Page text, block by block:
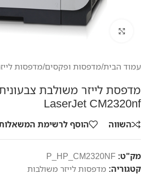
לחץ להגדלה
עמוד הבית/מדפסות ופקסים/מדפסות
LaserJet CM2320nf
השווה הוסף לרשימת
מק"ט: P_HP_CM2320NF
קטגוריה: מדפסות לייזר משולבות